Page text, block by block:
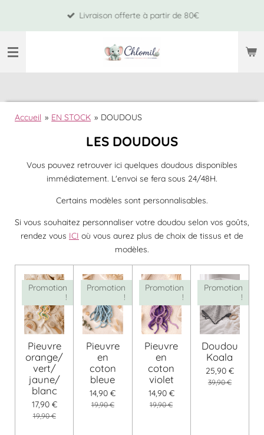
principal
Livraison offerte à partir de 80€
Accueil » EN STOCK » DOUDOUS
LES DOUDOUS
Vous pouvez retrouver ici quelques doudous disponibles
immédiatement. L'envoi se fera sous 24/48H.
Certains modèles sont personnalisables.
Si vous souhaitez personnaliser votre doudou selon vos goûts,
rendez vous ICI où vous aurez plus de choix de tissus et de
modèles.
Promotion
!
Pieuvre
orange/
vert/
jaune/
blanc
17,90 €
19,90 €
Promotion
!
Pieuvre
en
coton
bleue
14,90 €
19,90 €
Promotion
!
Pieuvre
en
coton
violet
14,90 €
19,90 €
Promotion
!
Doudou
Koala
25,90 €
39,90 €